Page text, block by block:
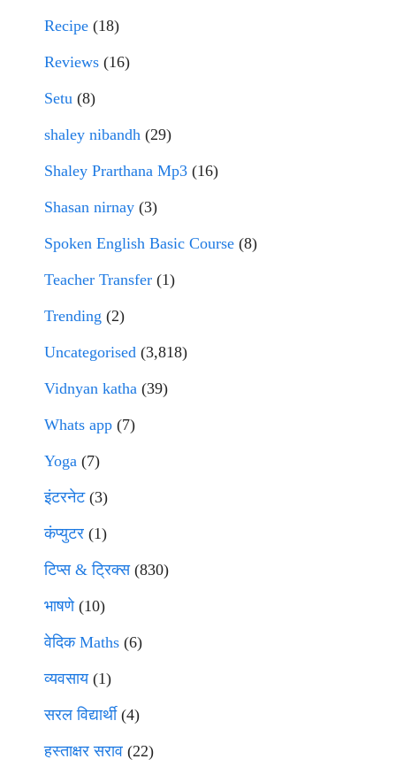
Recipe (18)
Reviews (16)
Setu (8)
shaley nibandh (29)
Shaley Prarthana Mp3 (16)
Shasan nirnay (3)
Spoken English Basic Course (8)
Teacher Transfer (1)
Trending (2)
Uncategorised (3,818)
Vidnyan katha (39)
Whats app (7)
Yoga (7)
इंटरनेट(3)
कंप्युटर (1)
टिप्स & ट्रिक्स(830)
भाषणे(10)
वेदिक Maths (6)
व्यवसाय(1)
सरल विद्यार्थी(4)
हस्ताक्षर सराव (22)